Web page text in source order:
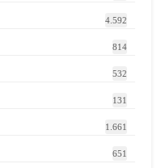
4.592
814
532
131
1.661
651